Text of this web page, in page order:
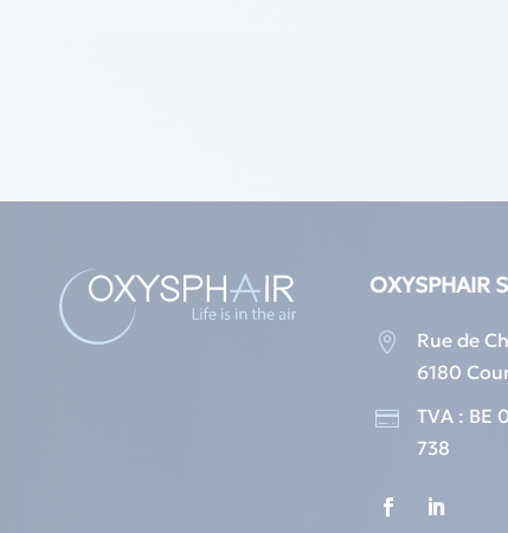
OXYSPHAIR

Rue de
6180

TVA : BE
738